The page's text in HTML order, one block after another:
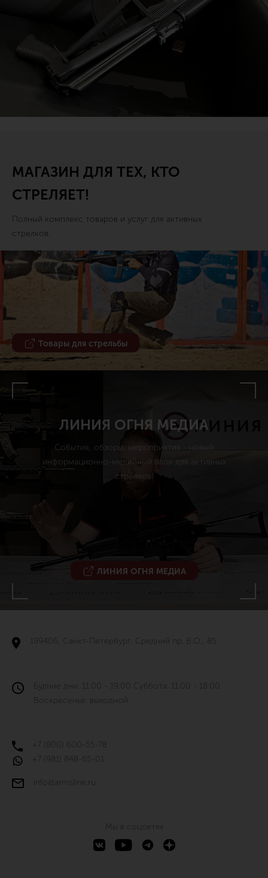
ЛИНИЯ ОГНЯ МЕДИА
События, обзоры, мероприятия - новый
информационно-медийный блок для активных
стрелков!
ЛИНИЯ ОГНЯ МЕДИА
МАГАЗИН ДЛЯ ТЕХ, КТО
СТРЕЛЯЕТ!
Полный комплекс товаров и услуг для активных
стрелков.
Товары для стрельбы
199406, Санкт-Петербург, Средний пр. В.О., 85
Будние дни: 11:00 - 19:00 Суббота: 11:00 - 18:00
Воскресенье: выходной
+7 (800) 600-55-78
+7 (981) 848-65-01
info@armsline.ru
Мы в соцсетях